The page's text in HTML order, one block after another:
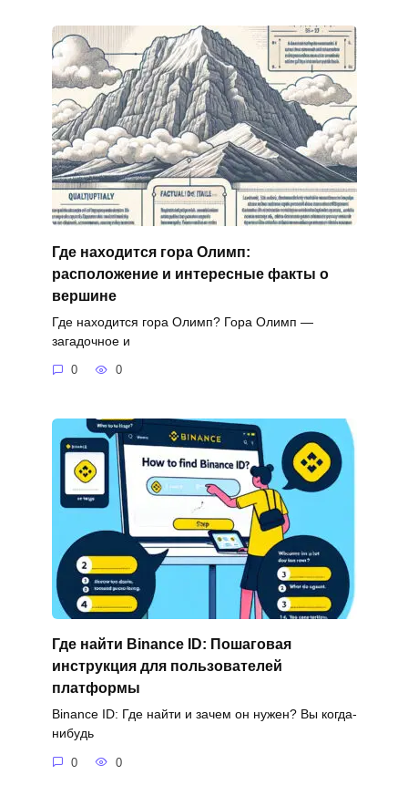
Где находится гора Олимп:
расположение и интересные факты о
вершине
Где находится гора Олимп? Гора Олимп —
загадочное и
0 0
Где найти Binance ID: Пошаговая
инструкция для пользователей
платформы
Binance ID: Где найти и зачем он нужен? Вы когда-
нибудь
0 0